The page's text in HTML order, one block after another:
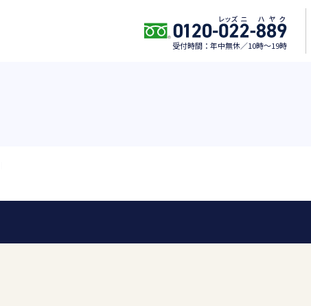
受付時間：年中無休／10時〜19時